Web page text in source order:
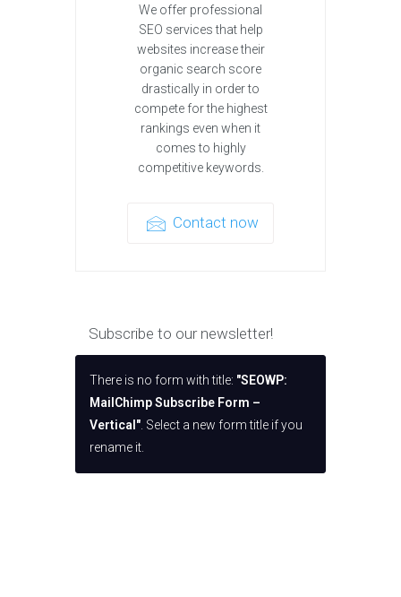
We offer professional
SEO services that help
websites increase their
organic search score
drastically in order to
compete for the highest
rankings even when it
comes to highly
competitive keywords.
Contact now
Subscribe to our newsletter!
There is no form with title: "SEOWP:
MailChimp Subscribe Form –
Vertical". Select a new form title if you
rename it.